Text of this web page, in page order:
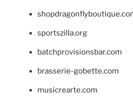
sportszilla.org
batchprovisionsbar.com
brasserie-gobette.com
musicrearte.com